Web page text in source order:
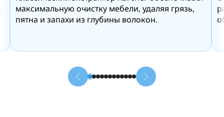
максимальную очистку мебели, удаляя грязь,
пятна и запахи из глубины волокон.